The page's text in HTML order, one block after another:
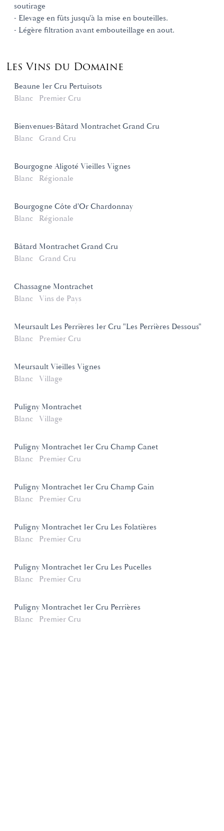
soutirage
- Elevage en fûts jusqu'à la mise en bouteilles.
- Légère filtration avant embouteillage en aout.
Les Vins du Domaine
Beaune 1er Cru Pertuisots
Blanc
Premier Cru
Bienvenues-Bâtard Montrachet Grand Cru
Blanc
Grand Cru
Bourgogne Aligoté Vieilles Vignes
Blanc
Régionale
Bourgogne Côte d'Or Chardonnay
Blanc
Régionale
Bâtard Montrachet Grand Cru
Blanc
Grand Cru
Chassagne Montrachet
Blanc
Vins de Pays
Meursault Les Perrières 1er Cru "Les Perrières Dessous"
Blanc
Premier Cru
Meursault Vieilles Vignes
Blanc
Village
Puligny Montrachet
Blanc
Village
Puligny Montrachet 1er Cru Champ Canet
Blanc
Premier Cru
Puligny Montrachet 1er Cru Champ Gain
Blanc
Premier Cru
Puligny Montrachet 1er Cru Les Folatières
Blanc
Premier Cru
Puligny Montrachet 1er Cru Les Pucelles
Blanc
Premier Cru
Puligny Montrachet 1er Cru Perrières
Blanc
Premier Cru